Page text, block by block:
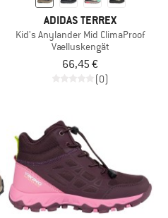
ADIDAS TERREX
Kid's Anylander Mid ClimaProof
Vaelluskengät
66,45 €
(0)